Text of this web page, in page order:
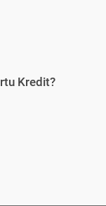
Kredit?